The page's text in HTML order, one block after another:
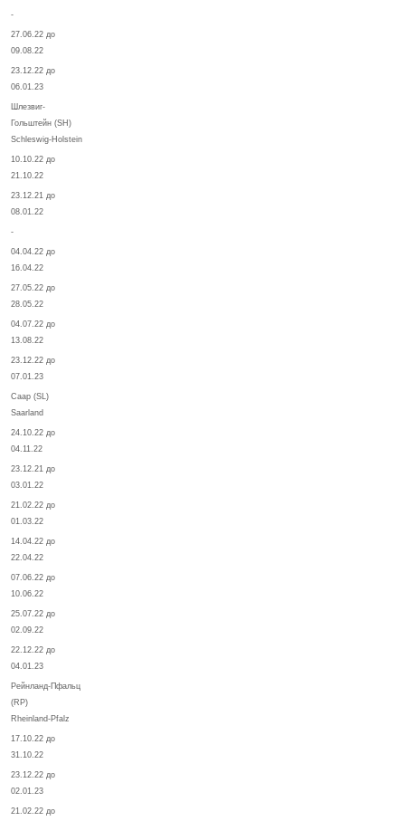
-
27.06.22 до
09.08.22
23.12.22 до
06.01.23
Шлезвиг-
Гольштейн (SH)
Schleswig-Holstein
10.10.22 до
21.10.22
23.12.21 до
08.01.22
-
04.04.22 до
16.04.22
27.05.22 до
28.05.22
04.07.22 до
13.08.22
23.12.22 до
07.01.23
Саар (SL)
Saarland
24.10.22 до
04.11.22
23.12.21 до
03.01.22
21.02.22 до
01.03.22
14.04.22 до
22.04.22
07.06.22 до
10.06.22
25.07.22 до
02.09.22
22.12.22 до
04.01.23
Рейнланд-Пфальц
(RP)
Rheinland-Pfalz
17.10.22 до
31.10.22
23.12.22 до
02.01.23
21.02.22 до